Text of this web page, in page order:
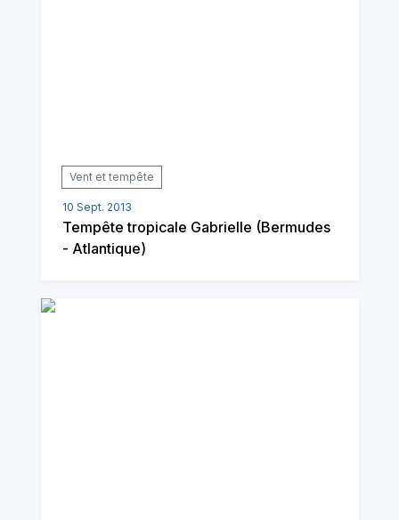
Vent et tempête
10 Sept. 2013
Tempête tropicale Gabrielle (Bermudes
- Atlantique)